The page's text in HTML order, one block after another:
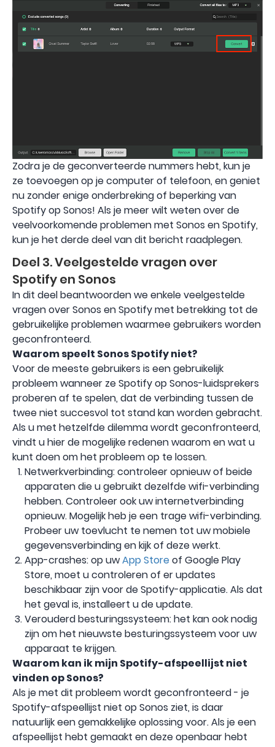
Zodra je de geconverteerde nummers hebt, kun je
ze toevoegen op je computer of telefoon, en geniet
nu zonder enige onderbreking of beperking van
Spotify op Sonos! Als je meer wilt weten over de
veelvoorkomende problemen met Sonos en Spotify,
kun je het derde deel van dit bericht raadplegen.
Deel 3. Veelgestelde vragen over
Spotify en Sonos
In dit deel beantwoorden we enkele veelgestelde
vragen over Sonos en Spotify met betrekking tot de
gebruikelijke problemen waarmee gebruikers worden
geconfronteerd.
Waarom speelt Sonos Spotify niet?
Voor de meeste gebruikers is een gebruikelijk
probleem wanneer ze Spotify op Sonos-luidsprekers
proberen af ​​te spelen, dat de verbinding tussen de
twee niet succesvol tot stand kan worden gebracht.
Als u met hetzelfde dilemma wordt geconfronteerd,
vindt u hier de mogelijke redenen waarom en wat u
kunt doen om het probleem op te lossen.
Netwerkverbinding: controleer opnieuw of beide
apparaten die u gebruikt dezelfde wifi-verbinding
hebben. Controleer ook uw internetverbinding
opnieuw. Mogelijk heb je een trage wifi-verbinding.
Probeer uw toevlucht te nemen tot uw mobiele
gegevensverbinding en kijk of deze werkt.
App-crashes: op uwApp Storeof Google Play
Store, moet u controleren of er updates
beschikbaar zijn voor de Spotify-applicatie. Als dat
het geval is, installeert u de update.
Verouderd besturingssysteem: het kan ook nodig
zijn om het nieuwste besturingssysteem voor uw
apparaat te krijgen.
Waarom kan ik mijn Spotify-afspeellijst niet
vinden op Sonos?
Als je met dit probleem wordt geconfronteerd - je
Spotify-afspeellijst niet op Sonos ziet, is daar
natuurlijk een gemakkelijke oplossing voor. Als je een
afspeellijst hebt gemaakt en deze openbaar hebt